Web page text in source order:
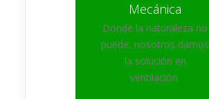
Mecánica
Donde la naturaleza no
puede, nosotros damos
la solución en
ventilación.